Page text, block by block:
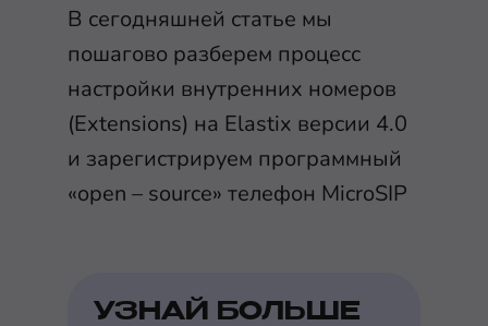
В сегодняшней статье мы
пошагово разберем процесс
настройки внутренних номеров
(Extensions) на Elastix версии 4.0
и зарегистрируем программный
«open – source» телефон MicroSIP
УЗНАЙ БОЛЬШЕ